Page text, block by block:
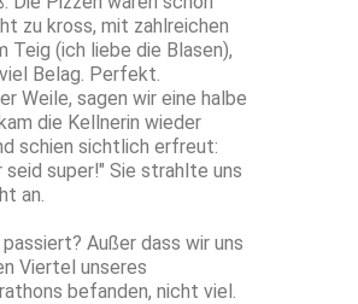
zu kross, mit zahlreichen
Teig (ich liebe die Blasen),
Belag. Perfekt.
Weile, sagen wir eine halbe
die Kellnerin wieder
schien sichtlich erfreut:
seid super!" Sie strahlte uns
an.
Außer dass wir uns
Viertel unseres
befanden, nicht viel.